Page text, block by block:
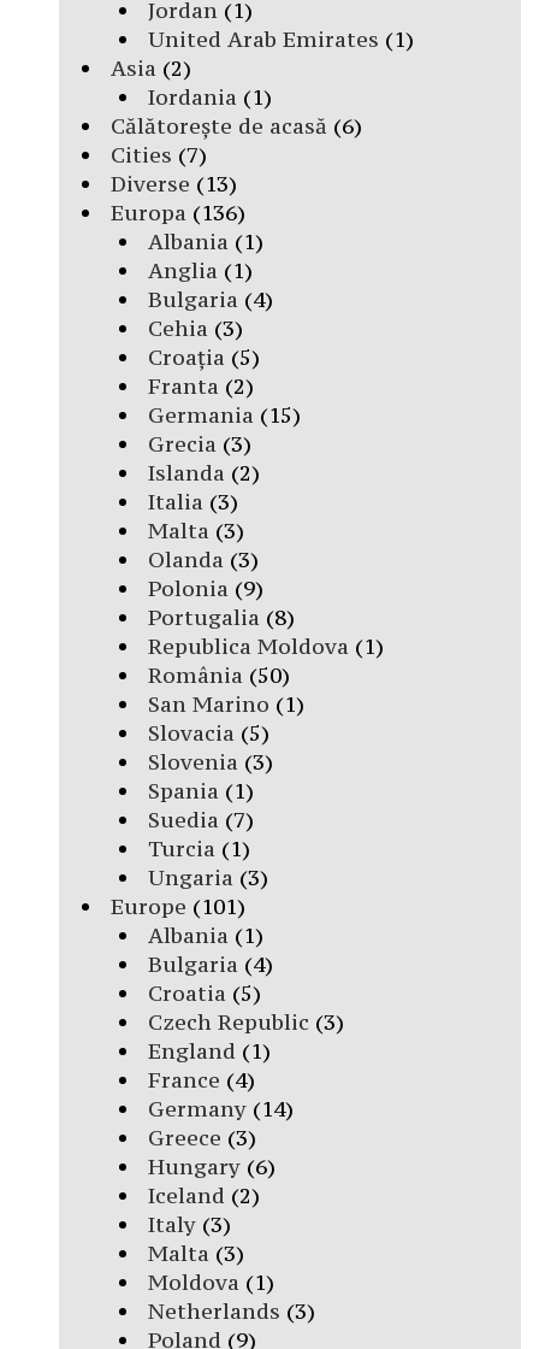
Jordan(1)
United Arab Emirates (1)
Asia (2)
Iordania (1)
Călătorește de acasă (6)
Cities (7)
Diverse (13)
Europa (136)
Albania (1)
Anglia (1)
Bulgaria (4)
Cehia (3)
Croația (5)
Franta (2)
Germania (15)
Grecia (3)
Islanda (2)
Italia (3)
Malta (3)
Olanda (3)
Polonia (9)
Portugalia (8)
Republica Moldova (1)
România (50)
San Marino (1)
Slovacia (5)
Slovenia (3)
Spania (1)
Suedia (7)
Turcia (1)
Ungaria (3)
Europe (101)
Albania (1)
Bulgaria (4)
Croatia (5)
Czech Republic (3)
England (1)
France (4)
Germany(14)
Greece (3)
Hungary(6)
Iceland (2)
Italy(3)
Malta (3)
Moldova (1)
Netherlands (3)
Poland (9)